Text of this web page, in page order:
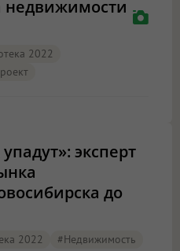
недвижимости
2022
эксперт
до
2022 #Недвижимость